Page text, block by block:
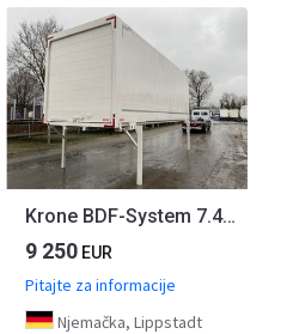
Krone BDF-System 7.450 mm lang, Premium Lack NEU in weiß
9 250 EUR
Pitajte za informacije
Njemačka, Lippstadt